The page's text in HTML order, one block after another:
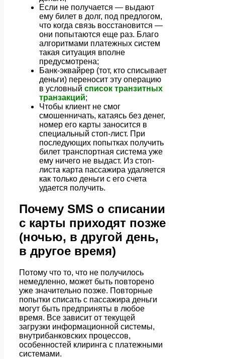
Если не получается — выдают
ему билет в долг, под предлогом,
что когда связь восстановится —
они попытаются еще раз. Благо
алгоритмами платежных систем
такая ситуация вполне
предусмотрена;
Банк-эквайрер (тот, кто списывает
деньги) переносит эту операцию
в условный список транзитных
транзакций;
Чтобы клиент не смог
смошенничать, катаясь без денег,
номер его карты заносится в
специальный стоп-лист. При
последующих попытках получить
билет транспортная система уже
ему ничего не выдаст. Из стоп-
листа карта пассажира удаляется
как только деньги с его счета
удается получить.
Почему SMS о списании
с карты приходят позже
(ночью, в другой день,
в другое время)
Потому что то, что не получилось
немедленно, может быть повторено
уже значительно позже. Повторные
попытки списать с пассажира деньги
могут быть предприняты в любое
время. Все зависит от текущей
загрузки информационной системы,
внутрибанковских процессов,
особенностей клиринга с платежными
системами.